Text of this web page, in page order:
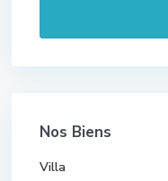
Nos Biens
Villa